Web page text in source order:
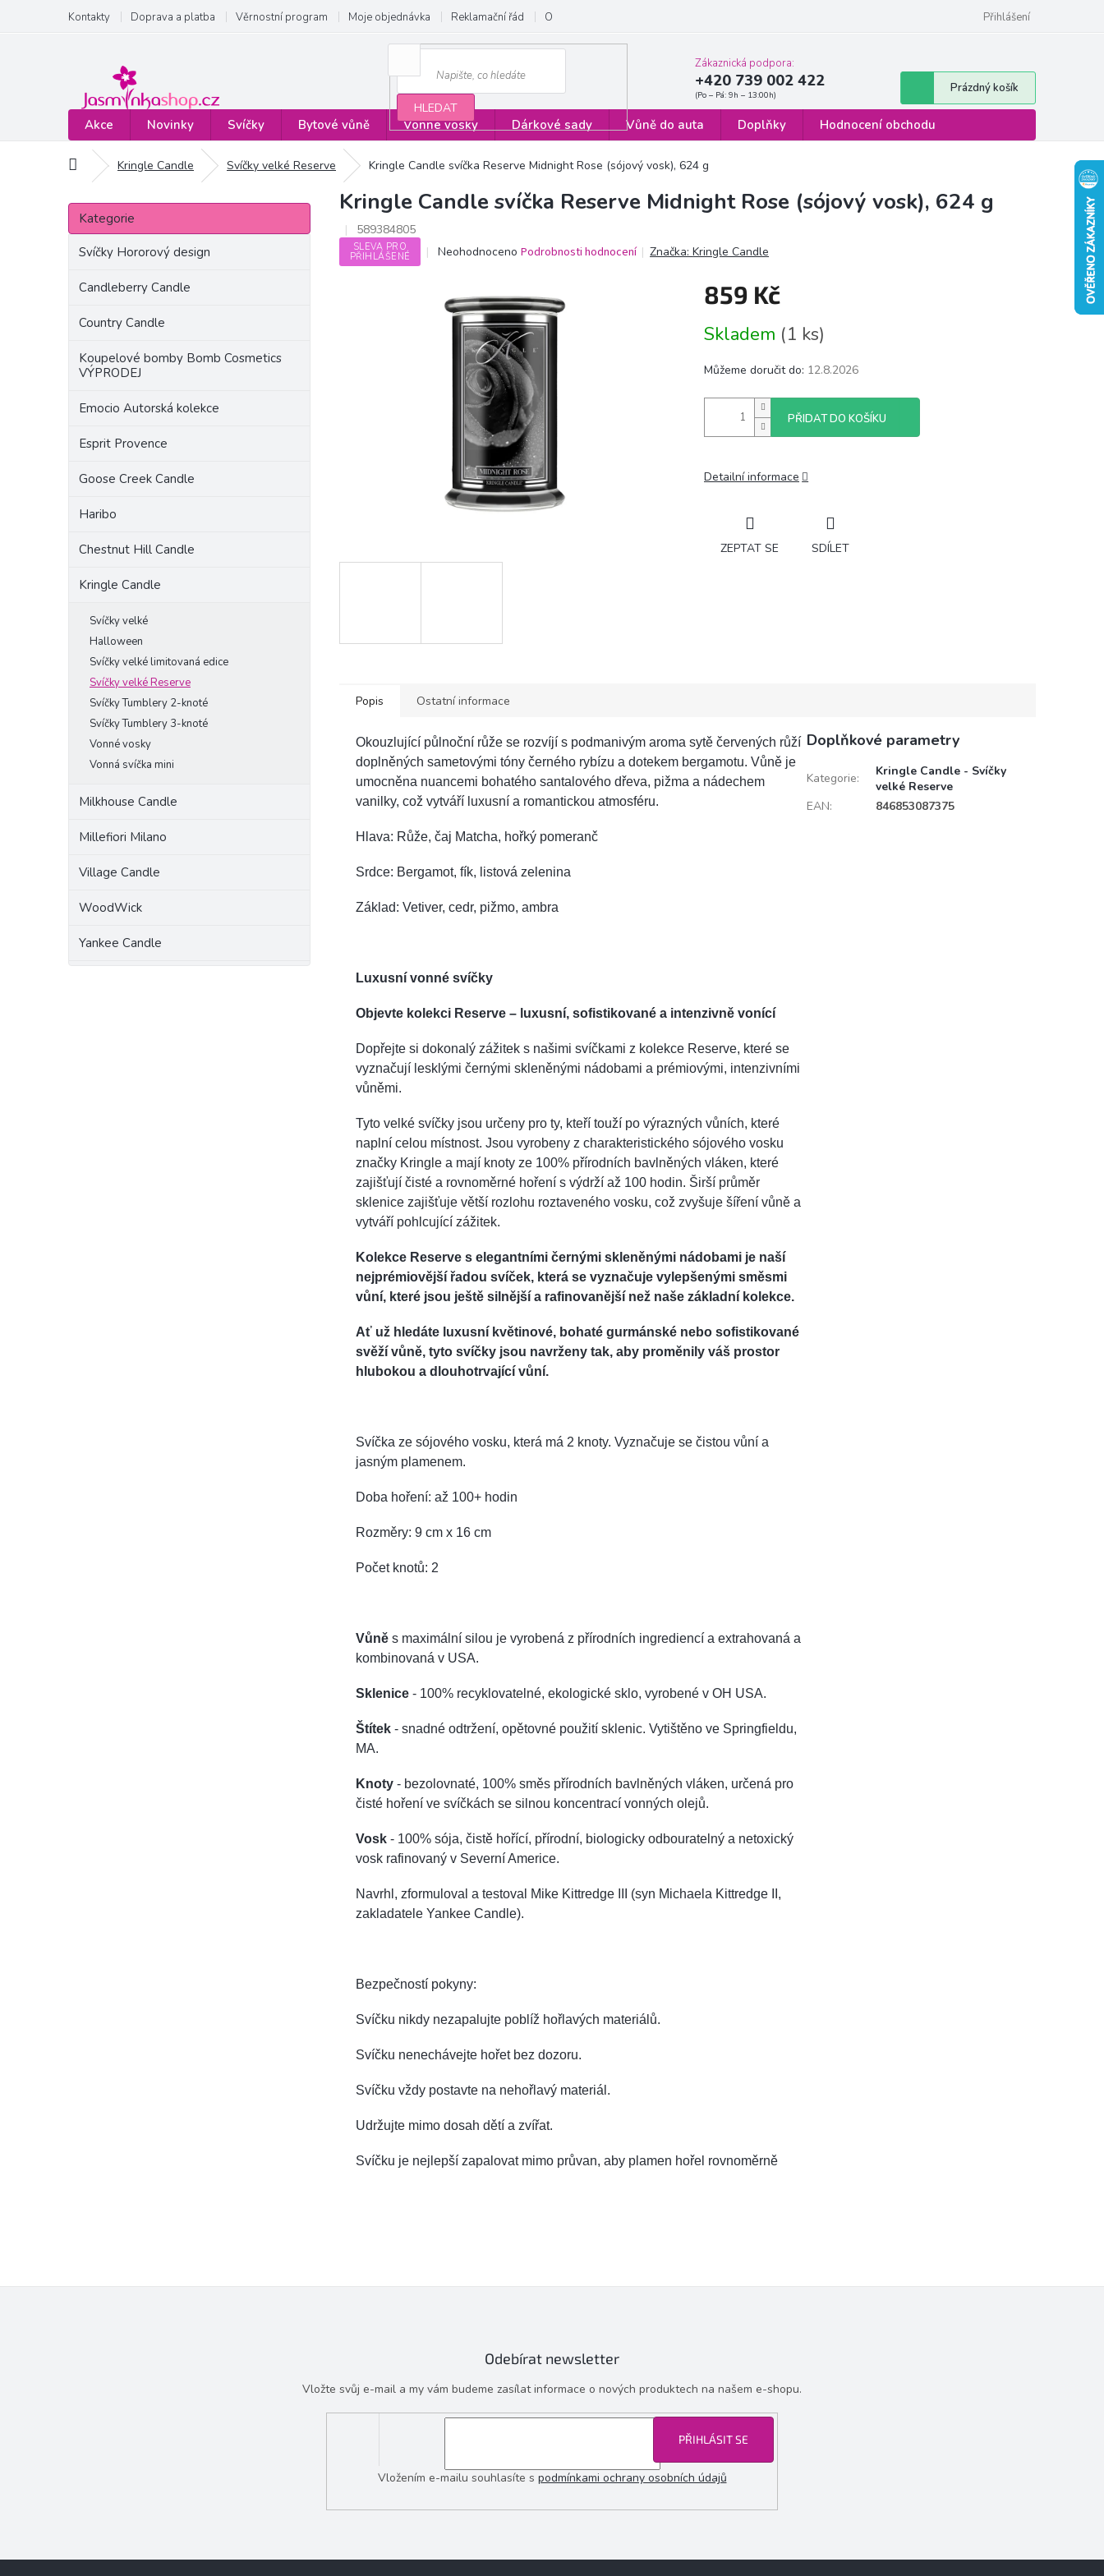
obsah
Kontakty Doprava a platba Věrnostní program Moje objednávka Reklamační řád Obchodní podmínky Formulář pro odstoupení od smlouvy
Přihlášení
HLEDAT
Zákaznická podpora:
+420 739 002 422
Nákupní
košík
Prázdný košík
Akce Novinky Svíčky Bytové vůně Vonné vosky Dárkové sady Vůně do auta Doplňky Hodnocení obchodu
Domů Kringle Candle Svíčky velké Reserve Kringle Candle svíčka Reserve Midnight Rose (sójový vosk), 624 g
P
s
Přeskočit
kategorie
Kategorie
Svíčky Hororový design
Candleberry Candle
Country Candle
Koupelové bomby Bomb Cosmetics
VÝPRODEJ
Emocio Autorská kolekce
Esprit Provence
Goose Creek Candle
Haribo
Chestnut Hill Candle
Kringle Candle
Svíčky velké
Halloween
Svíčky velké limitovaná edice
Svíčky velké Reserve
Svíčky Tumblery 2-knoté
Svíčky Tumblery 3-knoté
Vonné vosky
Vonná svíčka mini
Milkhouse Candle
Millefiori Milano
Village Candle
WoodWick
Yankee Candle
Kringle Candle svíčka Reserve Midnight Rose (sójový vosk), 624 g
589384805
SLEVA PRO
PŘIHLÁŠENÉ
Průměrné
0,0
hvězdiček.
Neohodnoceno Podrobnosti hodnocení Značka:Kringle Candle
859 Kč
cena:
Skladem (1 ks)
Můžeme doručit do: 12.8.2026
PŘIDAT DO KOŠÍKU
Detailní informace
ZEPTAT SE SDÍLET
Popis Ostatní informace
Okouzlující půlnoční růže se rozvíjí s podmanivým aroma sytě červených růží
doplněných sametovými tóny černého rybízu a dotekem bergamotu. Vůně je
umocněna nuancemi bohatého santalového dřeva, pižma a nádechem
vanilky, což vytváří luxusní a romantickou atmosféru.
Hlava: Růže, čaj Matcha, hořký pomeranč
Srdce: Bergamot, fík, listová zelenina
Základ: Vetiver, cedr, pižmo, ambra
Luxusní vonné svíčky
Objevte kolekci Reserve – luxusní, sofistikované a intenzivně vonící
Dopřejte si dokonalý zážitek s našimi svíčkami z kolekce Reserve, které se
vyznačují lesklými černými skleněnými nádobami a prémiovými, intenzivními
vůněmi.
Tyto velké svíčky jsou určeny pro ty, kteří touží po výrazných vůních, které
naplní celou místnost. Jsou vyrobeny z charakteristického sójového vosku
značky Kringle a mají knoty ze 100% přírodních bavlněných vláken, které
zajišťují čisté a rovnoměrné hoření s výdrží až 100 hodin. Širší průměr
sklenice zajišťuje větší rozlohu roztaveného vosku, což zvyšuje šíření vůně a
vytváří pohlcující zážitek.
Kolekce Reserve s elegantními černými skleněnými nádobami je naší
nejprémiovější řadou svíček, která se vyznačuje vylepšenými směsmi
vůní, které jsou ještě silnější a rafinovanější než naše základní kolekce.
Ať už hledáte luxusní květinové, bohaté gurmánské nebo sofistikované
svěží vůně, tyto svíčky jsou navrženy tak, aby proměnily váš prostor
hlubokou a dlouhotrvající vůní.
Svíčka ze sójového vosku, která má 2 knoty. Vyznačuje se čistou vůní a
jasným plamenem.
Doba hoření: až 100+ hodin
Rozměry: 9 cm x 16 cm
Počet knotů: 2
Vůně s maximální silou je vyrobená z přírodních ingrediencí a extrahovaná a
kombinovaná v USA.
Sklenice - 100% recyklovatelné, ekologické sklo, vyrobené v OH USA.
Štítek - snadné odtržení, opětovné použití sklenic. Vytištěno ve Springfieldu,
MA.
Knoty - bezolovnaté, 100% směs přírodních bavlněných vláken, určená pro
čisté hoření ve svíčkách se silnou koncentrací vonných olejů.
Vosk - 100% sója, čistě hořící, přírodní, biologicky odbouratelný a netoxický
vosk rafinovaný v Severní Americe.
Navrhl, zformuloval a testoval Mike Kittredge III (syn Michaela Kittredge II,
zakladatele Yankee Candle).
Bezpečností pokyny:
Svíčku nikdy nezapalujte poblíž hořlavých materiálů.
Svíčku nenechávejte hořet bez dozoru.
Svíčku vždy postavte na nehořlavý materiál.
Udržujte mimo dosah dětí a zvířat.
Svíčku je nejlepší zapalovat mimo průvan, aby plamen hořel rovnoměrně
Doplňkové parametry
Kategorie:
Kringle Candle - Svíčky
velké Reserve
EAN: 846853087375
Odebírat newsletter
Vložte svůj e-mail a my vám budeme zasílat informace o nových produktech na našem e-shopu.
Vložením e-mailu souhlasíte s podmínkami ochrany osobních údajů
PŘIHLÁSIT SE